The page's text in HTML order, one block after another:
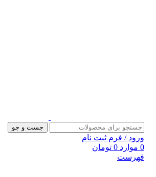
جست و جو
/ فرم ثبت نام
0 تومان